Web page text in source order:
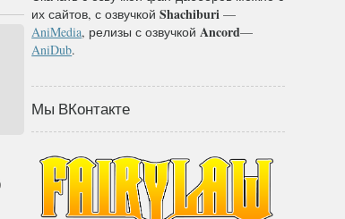
их сайтов, с озвучкойShachiburi —
AniMedia, релизы с озвучкойAncord—
AniDub.
Мы ВКонтакте